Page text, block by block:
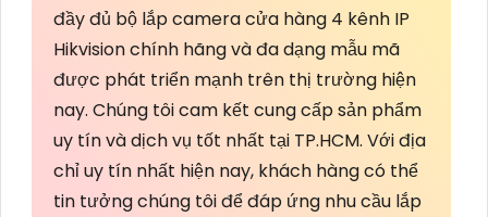
đầy đủ bộ lắp camera cửa hàng 4 kênh IP
Hikvision chính hãng và đa dạng mẫu mã
được phát triển mạnh trên thị trường hiện
nay. Chúng tôi cam kết cung cấp sản phẩm
uy tín và dịch vụ tốt nhất tại TP.HCM. Với địa
chỉ uy tín nhất hiện nay, khách hàng có thể
tin tưởng chúng tôi để đáp ứng nhu cầu lắp